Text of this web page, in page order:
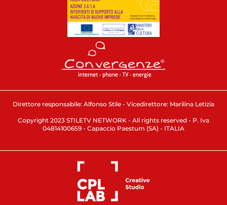
Direttore responsabile: Alfonso Stile - Vicedirettore: Marilina Letizia
Copyright 2023 STILETV NETWORK - All rights reserved - P. Iva
04814100659 - Capaccio Paestum (SA) - ITALIA